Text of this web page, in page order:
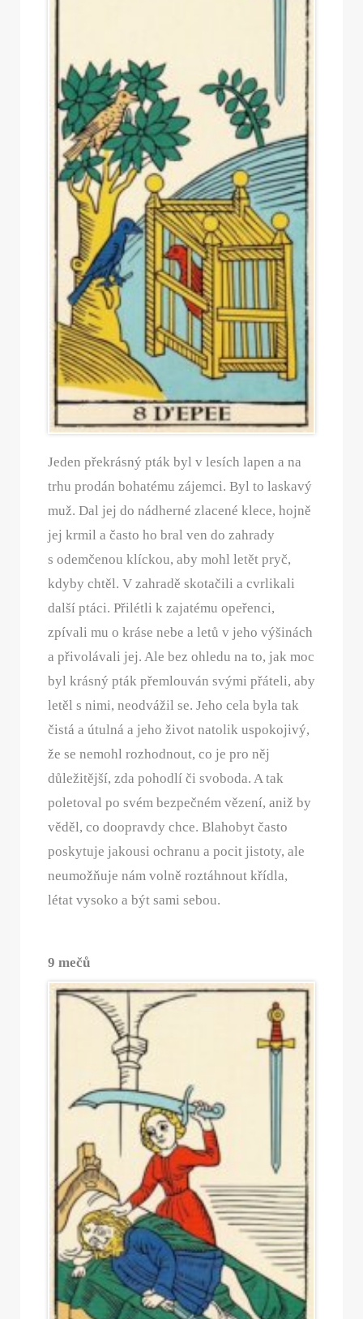
Jeden překrásný pták byl v lesích lapen a na
trhu prodán bohatému zájemci. Byl to laskavý
muž. Dal jej do nádherné zlacené klece, hojně
jej krmil a často ho bral ven do zahrady
s odemčenou klíckou, aby mohl letět pryč,
kdyby chtěl. V zahradě skotačili a cvrlikali
další ptáci. Přilétli k zajatému opeřenci,
zpívali mu o kráse nebe a letů v jeho výšinách
a přivolávali jej. Ale bez ohledu na to, jak moc
byl krásný pták přemlouván svými přáteli, aby
letěl s nimi, neodvážil se. Jeho cela byla tak
čistá a útulná a jeho život natolik uspokojivý,
že se nemohl rozhodnout, co je pro něj
důležitější, zda pohodlí či svoboda. A tak
poletoval po svém bezpečném vězení, aniž by
věděl, co doopravdy chce. Blahobyt často
poskytuje jakousi ochranu a pocit jistoty, ale
neumožňuje nám volně roztáhnout křídla,
létat vysoko a být sami sebou.
9 mečů